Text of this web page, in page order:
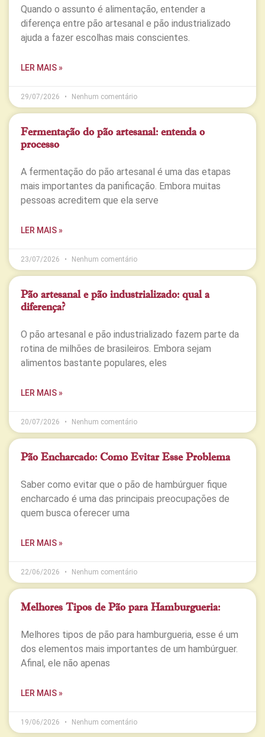
Quando o assunto é alimentação, entender a
diferença entre pão artesanal e pão industrializado
ajuda a fazer escolhas mais conscientes.
LER MAIS »
29/07/2026 Nenhum comentário
Fermentação do pão artesanal: entenda o
processo
A fermentação do pão artesanal é uma das etapas
mais importantes da panificação. Embora muitas
pessoas acreditem que ela serve
LER MAIS »
23/07/2026 Nenhum comentário
Pão artesanal e pão industrializado: qual a
diferença?
O pão artesanal e pão industrializado fazem parte da
rotina de milhões de brasileiros. Embora sejam
alimentos bastante populares, eles
LER MAIS »
20/07/2026 Nenhum comentário
Pão Encharcado: Como Evitar Esse Problema
Saber como evitar que o pão de hambúrguer fique
encharcado é uma das principais preocupações de
quem busca oferecer uma
LER MAIS »
22/06/2026 Nenhum comentário
Melhores Tipos de Pão para Hamburgueria:
Melhores tipos de pão para hamburgueria, esse é um
dos elementos mais importantes de um hambúrguer.
Afinal, ele não apenas
LER MAIS »
19/06/2026 Nenhum comentário